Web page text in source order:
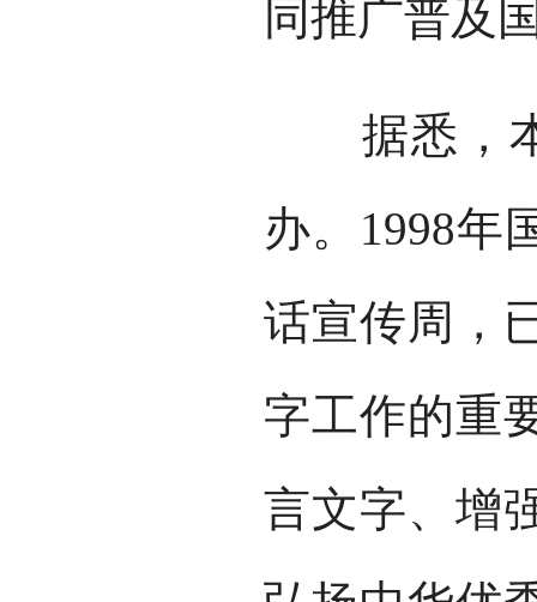
同推广普及
据悉，本
办。1998年
话宣传周，
字工作的重
言文字、增